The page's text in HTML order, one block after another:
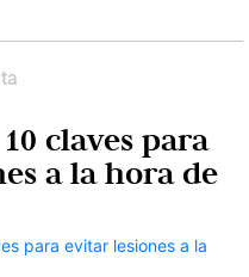
claves para
a la hora de